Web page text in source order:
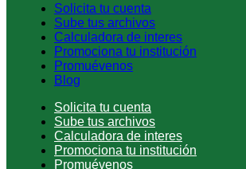
Solicita tu cuenta
Sube tus archivos
Calculadora de interes
Promociona tu institución
Promuévenos
Blog
Solicita tu cuenta
Sube tus archivos
Calculadora de interes
Promociona tu institución
Promuévenos